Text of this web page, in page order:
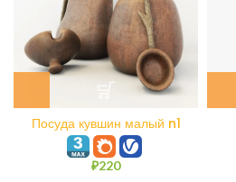
Посуда кувшин малый n1
₽220